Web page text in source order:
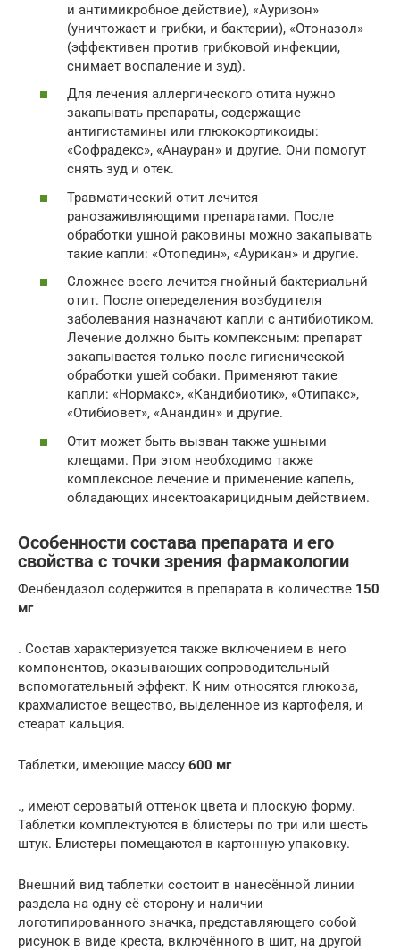
и антимикробное действие), «Ауризон»
(уничтожает и грибки, и бактерии), «Отоназол»
(эффективен против грибковой инфекции,
снимает воспаление и зуд).
Для лечения аллергического отита нужно
закапывать препараты, содержащие
антигистамины или глюкокортикоиды:
«Софрадекс», «Анауран» и другие. Они помогут
снять зуд и отек.
Травматический отит лечится
ранозаживляющими препаратами. После
обработки ушной раковины можно закапывать
такие капли: «Отопедин», «Аурикан» и другие.
Сложнее всего лечится гнойный бактериальнй
отит. После опеределения возбудителя
заболевания назначают капли с антибиотиком.
Лечение должно быть компексным: препарат
закапывается только после гигиенической
обработки ушей собаки. Применяют такие
капли: «Нормакс», «Кандибиотик», «Отипакс»,
«Отибиовет», «Анандин» и другие.
Отит может быть вызван также ушными
клещами. При этом необходимо также
комплексное лечение и применение капель,
обладающих инсектоакарицидным действием.
Особенности состава препарата и его
свойства с точки зрения фармакологии
Фенбендазол содержится в препарата в количестве 150
мг
. Состав характеризуется также включением в него
компонентов, оказывающих сопроводительный
вспомогательный эффект. К ним относятся глюкоза,
крахмалистое вещество, выделенное из картофеля, и
стеарат кальция.
Таблетки, имеющие массу 600 мг
., имеют сероватый оттенок цвета и плоскую форму.
Таблетки комплектуются в блистеры по три или шесть
штук. Блистеры помещаются в картонную упаковку.
Внешний вид таблетки состоит в нанесённой линии
раздела на одну её сторону и наличии
логотипированного значка, представляющего собой
рисунок в виде креста, включённого в щит, на другой